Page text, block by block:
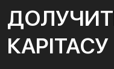
КАРІТАСУ